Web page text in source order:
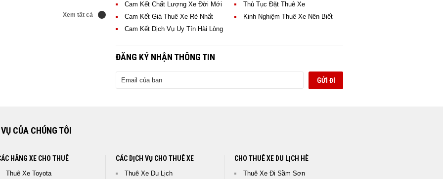
Xem tất cả Xem
Cam Kết Chất Lượng Xe Đời Mới
Cam Kết Giá Thuê Xe Rẻ Nhất
Cam Kết Dịch Vụ Uy Tín Hài Lòng
Thủ Tục Đặt Thuê Xe
Kinh Nghiệm Thuê Xe Nên Biết
ĐĂNG KÝ NHẬN THÔNG TIN
CỦA CHÚNG TÔI
HÃNG XE CHO THUÊ
Thuê Xe Toyota
CÁC DỊCH VỤ CHO THUÊ XE
Thuê Xe Du Lịch
CHO THUÊ XE DU LỊCH HÈ
Thuê Xe Đi Sầm Sơn